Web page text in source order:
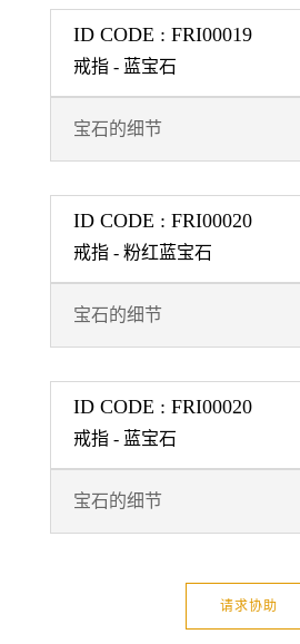
ID CODE : FRI00019
戒指 - 蓝宝石
宝石的细节
ID CODE : FRI00020
戒指 - 粉红蓝宝石
宝石的细节
ID CODE : FRI00020
戒指 - 蓝宝石
宝石的细节
请求协助